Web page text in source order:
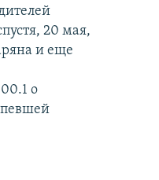
20 мая,
и еще
о